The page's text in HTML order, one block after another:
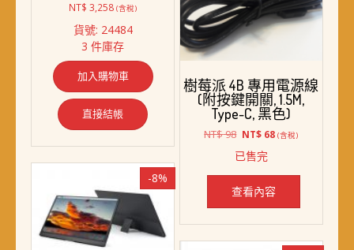
NT$ 3,258 (含稅)
貨號: 24484
3 件庫存
加入購物車
直接結帳
樹莓派 4B 專用電源線
(附按鍵開關, 1.5M,
Type-C, 黑色)
NT$98 原
價
格：
NT$ 98。
NT$ 68目
格：
NT$ 68。
(含稅)
已售完
查看內容
-8%